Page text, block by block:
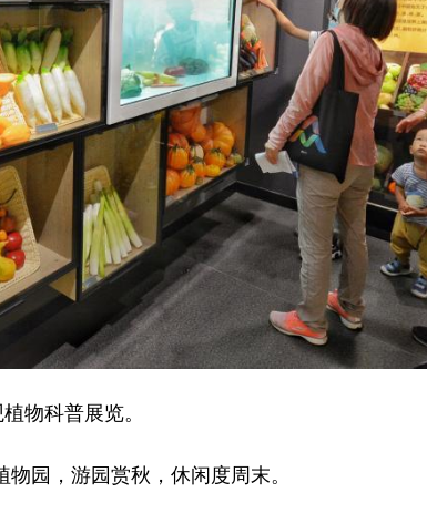
物科普展览。
园，游园赏秋，休闲度周末。